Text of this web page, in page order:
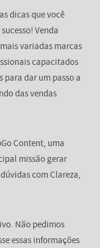
dicas que você
Venda
variadas marcas
capacitados
dar um passo a
das vendas
Content, uma
missão gerar
com Clareza,
Não pedimos
essas informações